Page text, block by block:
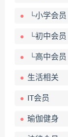
└小学会员
└初中会员
└高中会员
生活相关
IT会员
瑜伽健身